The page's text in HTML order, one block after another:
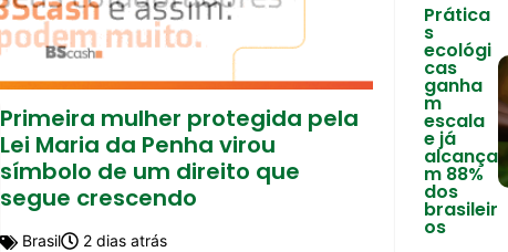
Primeira mulher protegida pela
Lei Maria da Penha virou
símbolo de um direito que
segue crescendo
Brasil 2 dias atrás
Prática
s
ecológi
cas
ganha
m
escala
e já
alcança
m 88%
dos
brasileir
os